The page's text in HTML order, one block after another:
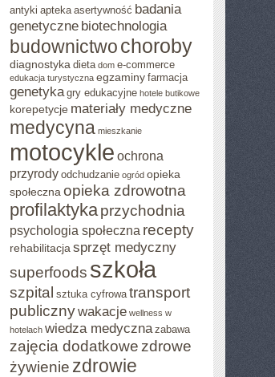
antyki apteka asertywność badania
genetyczne biotechnologia
budownictwochoroby
diagnostyka dieta dom e-commerce
edukacja turystyczna egzaminy farmacja
genetyka gry edukacyjne hotele butikowe
korepetycje materiały medyczne
medycyna mieszkanie
motocykle ochrona
przyrody odchudzanie ogród opieka
społeczna opieka zdrowotna
profilaktykaprzychodnia
psychologia społeczna recepty
rehabilitacja sprzęt medyczny
superfoods szkoła
szpital sztuka cyfrowa transport
publicznywakacje wellness w
hotelach wiedza medyczna zabawa
zajęcia dodatkowe zdrowe
żywienie zdrowie